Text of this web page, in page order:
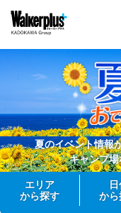
夏のイベント情報
キャンプ
エリア
から探す
か